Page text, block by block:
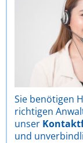
Sie benötigen
richtigen
unser
und